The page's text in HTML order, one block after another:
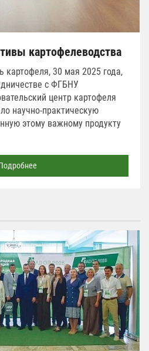
картофелеводства
30 мая 2025 года,
с ФГБНУ
центр картофеля
научно-практическую
этому важному продукту